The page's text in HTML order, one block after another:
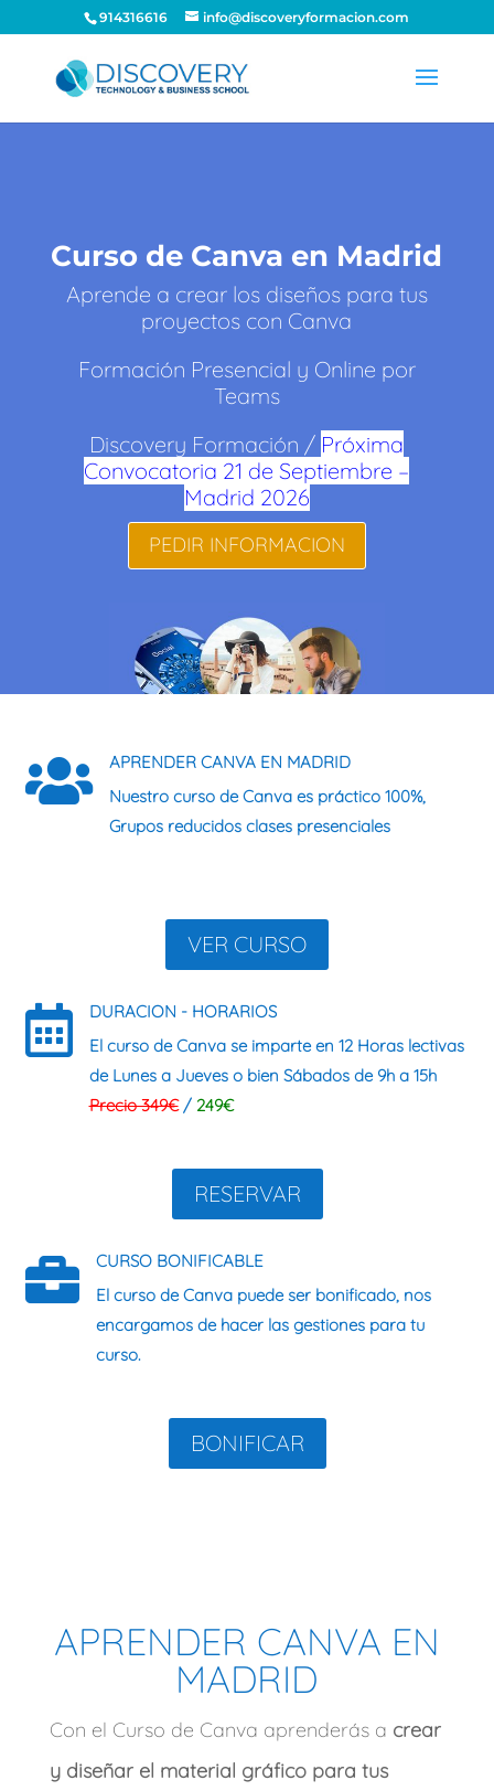
914316616 info@discoveryformacion.com
Curso de Canva en Madrid
Aprende a crear los diseños para tus
proyectos con Canva
Formación Presencial y Online por
Teams
Discovery Formación / Próxima
Convocatoria 21 de Septiembre –
Madrid 2026
PEDIR INFORMACION

APRENDER CANVA EN MADRID
Nuestro curso de Canva es práctico 100%,
Grupos reducidosclases presenciales
VER CURSO

DURACION - HORARIOS
El curso de Canva se imparte en 12 Horas lectivas
de Lunes a Jueves o bien Sábadosde 9h a 15h
Precio 349€/ 249€
RESERVAR

CURSO BONIFICABLE
El curso deCanva puede ser bonificado, nos
encargamos de hacer las gestiones para tu
curso.
BONIFICAR
APRENDER CANVA EN
MADRID
Con el Curso de Canva aprenderás a crear
y diseñar el material gráfico para tus